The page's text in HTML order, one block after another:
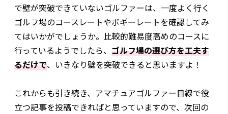
で壁が突破できていないゴルファーは、一度よく行く
ゴルフ場のコースレートやボギーレートを確認してみ
てはいかがでしょうか。比較的難易度高めのコースに
行っているようでしたら、 ゴルフ場の選び方を工夫す
るだけで、いきなり壁を突破できると思いますよ！
これからも引き続き、アマチュアゴルファー目線で役
立つ記事を投稿できればと思っていますので、次回の